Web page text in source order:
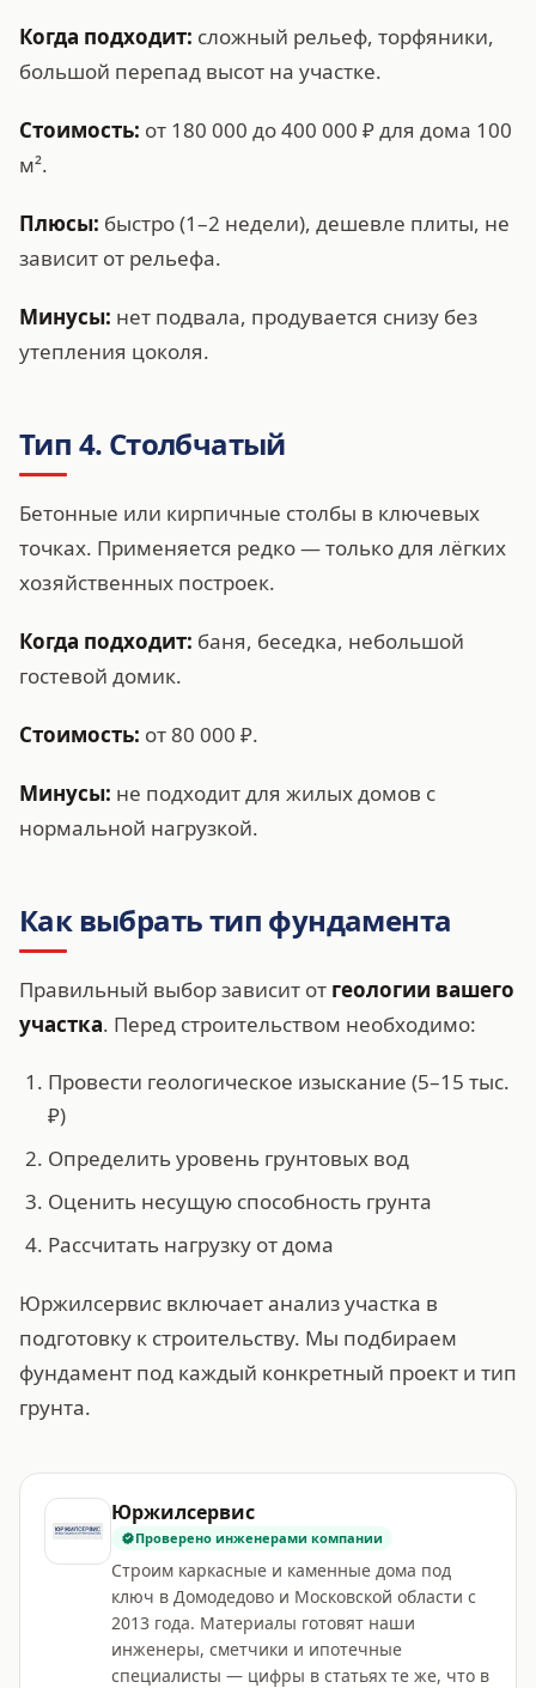
Когда подходит: сложный рельеф, торфяники,
большой перепад высот на участке.
Стоимость: от 180 000 до 400 000 ₽ для дома 100
м².
Плюсы: быстро (1–2 недели), дешевле плиты, не
зависит от рельефа.
Минусы: нет подвала, продувается снизу без
утепления цоколя.
Тип 4. Столбчатый
Бетонные или кирпичные столбы в ключевых
точках. Применяется редко — только для лёгких
хозяйственных построек.
Когда подходит: баня, беседка, небольшой
гостевой домик.
Стоимость: от 80 000 ₽.
Минусы: не подходит для жилых домов с
нормальной нагрузкой.
Как выбрать тип фундамента
Правильный выбор зависит от геологии вашего
участка. Перед строительством необходимо:
Провести геологическое изыскание (5–15 тыс.
₽)
Определить уровень грунтовых вод
Оценить несущую способность грунта
Рассчитать нагрузку от дома
Юржилсервис включает анализ участка в
подготовку к строительству. Мы подбираем
фундамент под каждый конкретный проект и тип
грунта.
Юржилсервис
Проверено инженерами компании
Строим каркасные и каменные дома под
ключ в Домодедово и Московской области с
2013 года. Материалы готовят наши
инженеры, сметчики и ипотечные
специалисты — цифры в статьях те же, что в